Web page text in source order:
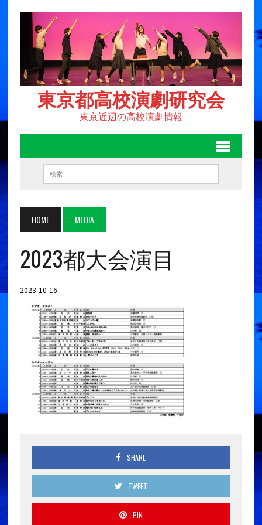
東京都高校演劇研究会
東京近辺の高校演劇情報
HOME MEDIA
2023都大会演目
2023-10-16
SHARE
TWEET
PIN